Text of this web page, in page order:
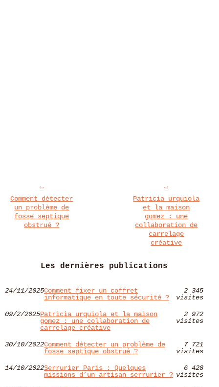
Comment détecter
un problème de
fosse septique
obstrué ?
Patricia urquiola
et la maison
gomez : une
collaboration de
carrelage
créative
Les dernières publications
24/11/2025Comment fixer un coffret
informatique en toute sécurité ?
2 345
visites
09/2/2025Patricia urquiola et la maison
gomez : une collaboration de
carrelage créative
2 972
visites
30/10/2022Comment détecter un problème de
fosse septique obstrué ?
7 721
visites
14/10/2022Serrurier Paris : Quelques
missions d’un artisan serrurier ?
6 428
visites